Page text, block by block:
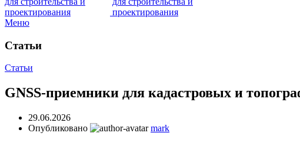
Меню
Статьи
Статьи
GNSS-приемники для кадастровых и
29.06.2026
Опубликовано
mark